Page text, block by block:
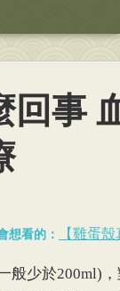
回事
想看的：
【雞蛋
般少於200ml)